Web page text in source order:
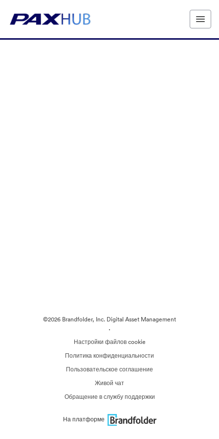
©2026 Brandfolder, Inc. Digital Asset Management
·
Настройки файлов cookie
Политика конфиденциальности
Пользовательское соглашение
Живой чат
Обращение в службу поддержки
На платформе